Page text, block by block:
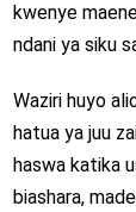
kwenye
ndani ya siku
Waziri huyo
hatua ya juu
haswa katika
biashara,